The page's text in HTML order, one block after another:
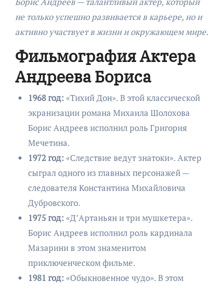
не только успешно развивается в карьере, но и
активно участвует в жизни и окружающем мире.
Фильмография Актера
Андреева Бориса
1968 год: «Тихий Дон». В этой классической
экранизации романа Михаила Шолохова
Борис Андреев исполнил роль Григория
Мечетина.
1972 год: «Следствие ведут знатоки». Актер
сыграл одного из главных персонажей —
следователя Константина Михайловича
Дубровского.
1975 год: «Д’Артаньян и три мушкетера».
Борис Андреев исполнил роль кардинала
Мазарини в этом знаменитом
приключенческом фильме.
1981 год: «Обыкновенное чудо». В этом